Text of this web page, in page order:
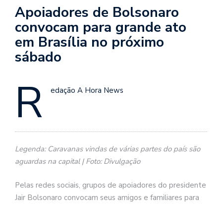
Apoiadores de Bolsonaro
convocam para grande ato
em Brasília no próximo
sábado
R edação A Hora News
Legenda: Caravanas vindas de várias partes do país são
aguardas na capital | Foto: Divulgação
Pelas redes sociais, grupos de apoiadores do presidente
Jair Bolsonaro convocam seus amigos e familiares para